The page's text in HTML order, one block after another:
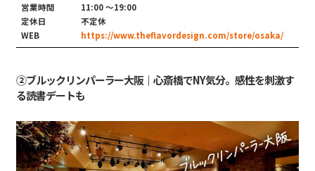
営業時間
11:00 ～19:00
定休日
不定休
WEB
https://www.theflavordesign.com/store/osaka/
②ブルックリンパーラー大阪｜心斎橋でNY気分。感性を刺激す
る読書デートも